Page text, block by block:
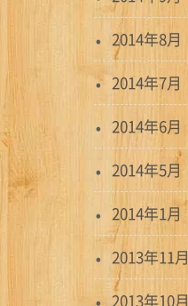
2014年8月
2014年7月
2014年6月
2014年5月
2014年1月
2013年11月
2013年10月